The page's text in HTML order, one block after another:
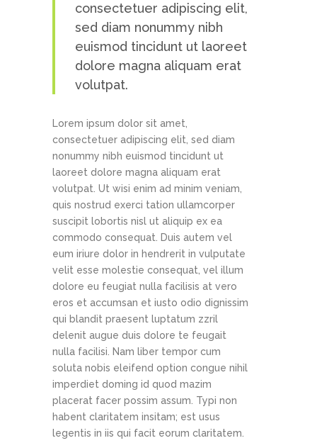
consectetuer adipiscing elit,
sed diam nonummy nibh
euismod tincidunt ut laoreet
dolore magna aliquam erat
volutpat.
Lorem ipsum dolor sit amet,
consectetuer adipiscing elit, sed diam
nonummy nibh euismod tincidunt ut
laoreet dolore magna aliquam erat
volutpat. Ut wisi enim ad minim veniam,
quis nostrud exerci tation ullamcorper
suscipit lobortis nisl ut aliquip ex ea
commodo consequat. Duis autem vel
eum iriure dolor in hendrerit in vulputate
velit esse molestie consequat, vel illum
dolore eu feugiat nulla facilisis at vero
eros et accumsan et iusto odio dignissim
qui blandit praesent luptatum zzril
delenit augue duis dolore te feugait
nulla facilisi. Nam liber tempor cum
soluta nobis eleifend option congue nihil
imperdiet doming id quod mazim
placerat facer possim assum. Typi non
habent claritatem insitam; est usus
legentis in iis qui facit eorum claritatem.